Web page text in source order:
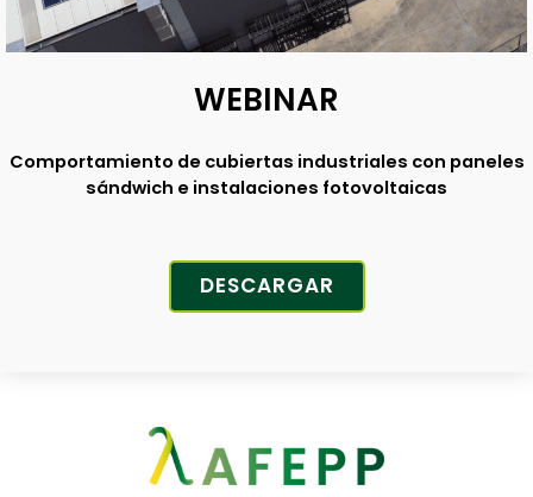
WEBINAR
Comportamiento de cubiertas industriales con paneles
sándwich e instalaciones fotovoltaicas
DESCARGAR